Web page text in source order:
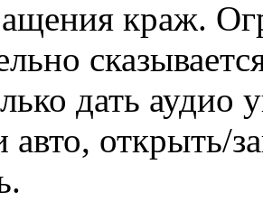
краж.
дать аудио
авто, открыть/